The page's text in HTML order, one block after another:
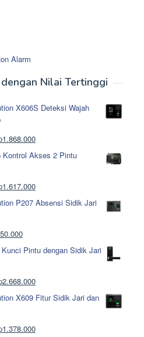
Alarm
Nilai Tertinggi
X606S Deteksi Wajah
1.868.000Harga
saat
ini
Rp1.868.000.
Kontrol Akses 2 Pintu
1.617.000Harga
saat
ini
P207 Absensi Sidik Jari
Harga
saat
ini
Rp850.000.
Pintu dengan Sidik Jari
2.668.000Harga
saat
ini
Rp2.668.000.
X609 Fitur Sidik Jari dan
1.378.000Harga